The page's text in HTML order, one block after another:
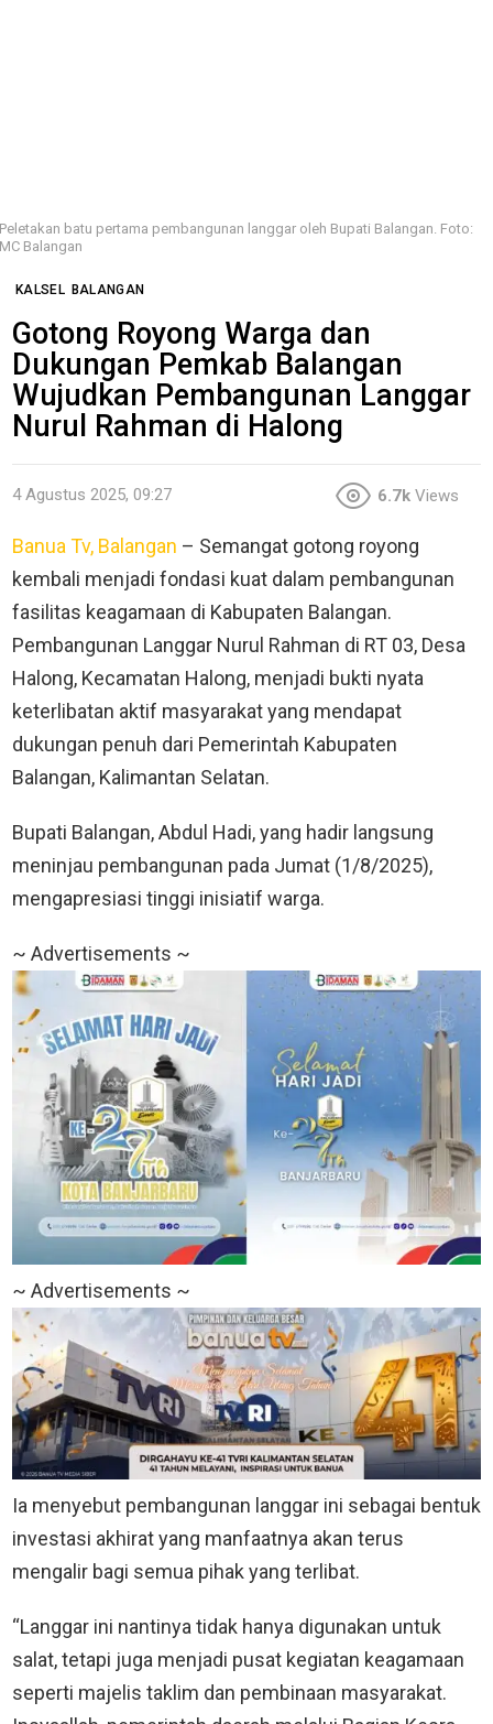
Peletakan batu pertama pembangunan langgar oleh Bupati Balangan. Foto:
MC Balangan
KALSEL BALANGAN
Gotong Royong Warga dan
Dukungan Pemkab Balangan
Wujudkan Pembangunan Langgar
Nurul Rahman di Halong
4 Agustus 2025, 09:27 6.7k Views
Banua Tv, Balangan – Semangat gotong royong
kembali menjadi fondasi kuat dalam pembangunan
fasilitas keagamaan di Kabupaten Balangan.
Pembangunan Langgar Nurul Rahman di RT 03, Desa
Halong, Kecamatan Halong, menjadi bukti nyata
keterlibatan aktif masyarakat yang mendapat
dukungan penuh dari Pemerintah Kabupaten
Balangan, Kalimantan Selatan.
Bupati Balangan, Abdul Hadi, yang hadir langsung
meninjau pembangunan pada Jumat (1/8/2025),
mengapresiasi tinggi inisiatif warga.
~ Advertisements ~
~ Advertisements ~
Ia menyebut pembangunan langgar ini sebagai bentuk
investasi akhirat yang manfaatnya akan terus
mengalir bagi semua pihak yang terlibat.
“Langgar ini nantinya tidak hanya digunakan untuk
salat, tetapi juga menjadi pusat kegiatan keagamaan
seperti majelis taklim dan pembinaan masyarakat.